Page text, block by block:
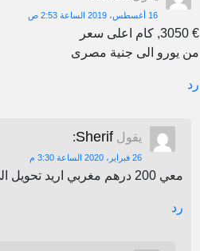
16 أغسطس، 2019 الساعة 2:53 ص
€ 3050, كام اعلى سعر
من يورو الى جنية مصرى
رد
يقول Sherif
:
26 فبراير، 2020 الساعة 3:30 م
معي 200 درهم مغربي اريد تحويل الي جنية مصري اين يمكنني أن احول
رد